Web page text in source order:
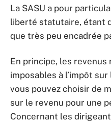
La SASU a pour
liberté statutaire, étant
que très peu encadrée
En principe, les revenus
imposables à l’impôt
vous pouvez choisir de
sur le revenu pour une
Concernant les